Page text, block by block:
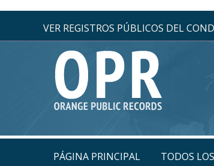
VER REGISTROS PÚBLICOS DEL
PÁGINA PRINCIPAL TODOS